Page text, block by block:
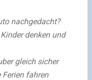
nachgedacht?
denken und
gleich sicher
fahren